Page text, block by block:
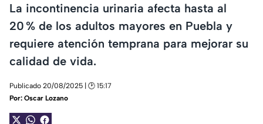
La incontinencia urinaria afecta hasta al
20 % de los adultos mayores en Puebla y
requiere atención temprana para mejorar su
calidad de vida.
Publicado 20/08/2025 | 🕑 15:17
Por: Oscar Lozano